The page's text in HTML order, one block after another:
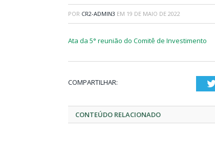
POR CR2-ADMIN3 EM 19 DE MAIO DE 2022
Ata da 5° reunião do Comitê de Investimento
COMPARTILHAR:
CONTEÚDO RELACIONADO